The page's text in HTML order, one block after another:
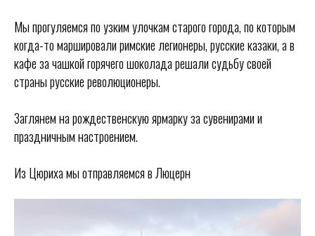
Мы прогуляемся по узким улочкам старого города, по которым
когда-то маршировали римские легионеры, русские казаки, а в
кафе за чашкой горячего шоколада решали судьбу своей
страны русские революционеры.
Заглянем на рождественскую ярмарку за сувенирами и
праздничным настроением.
Из Цюриха мы отправляемся в Люцерн